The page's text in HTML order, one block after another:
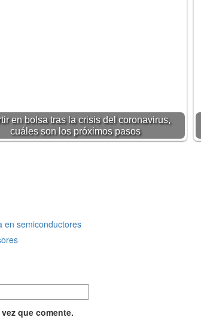
en bolsa tras la crisis del coronavirus,
cuáles son los próximos pasos
en semiconductores
que comente.